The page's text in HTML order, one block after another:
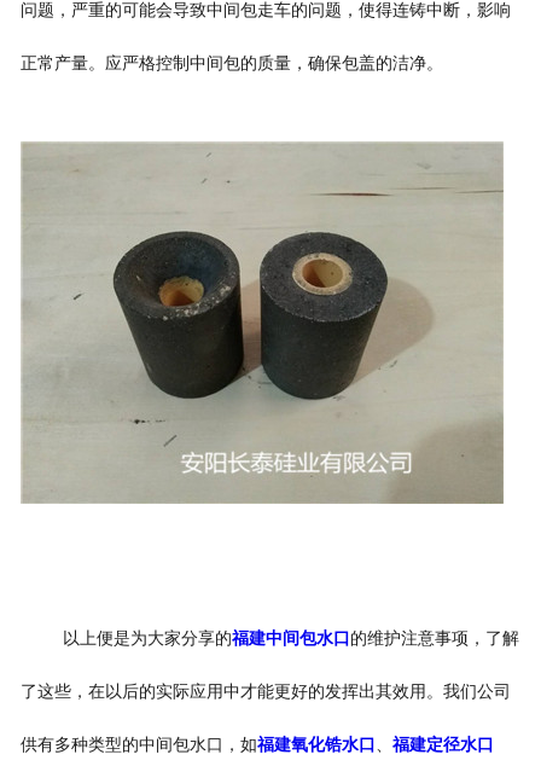
问题，严重的可能会导致中间包走车的问题，使得连铸中断，影响
正常产量。应严格控制中间包的质量，确保包盖的洁净。
以上便是为大家分享的福建中间包水口 的维护注意事项，了解
了这些，在以后的实际应用中才能更好的发挥出其效用。我们公司
供有多种类型的中间包水口，如福建氧化锆水口 、 福建定径水口